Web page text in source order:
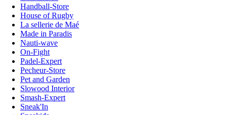
Handball-Store
House of Rugby
La sellerie de Maé
Made in Paradis
Nauti-wave
On-Fight
Padel-Expert
Pecheur-Store
Pet and Garden
Slowood Interior
Smash-Expert
Sneak'In